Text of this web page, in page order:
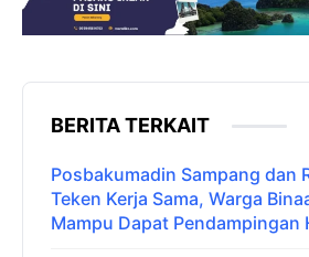
BERITA TERKAIT
Posbakumadin Sampang dan
Teken Kerja Sama, Warga
Mampu Dapat Pendampingan